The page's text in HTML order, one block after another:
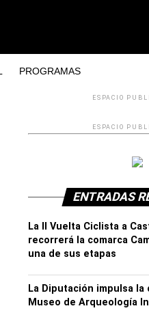
PROGRAMAS
ESPACIO
ESPACIO
ENTRADAS
La II Vuelta Ciclista a
recorrerá la comarca
una de sus etapas
La Diputación impulsa
Museo de Arqueología